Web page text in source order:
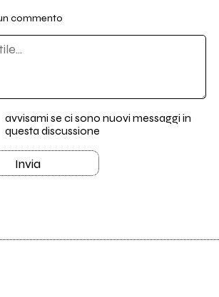
commento
avvisami se ci sono nuovi messaggi in
questa discussione
Invia